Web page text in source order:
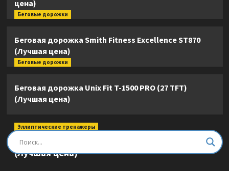
цена)
Беговые дорожки
Беговая дорожка Smith Fitness Excellence ST870
(Лучшая цена)
Беговые дорожки
Беговая дорожка Unix Fit T-1500 PRO (27 TFT)
(Лучшая цена)
Эллиптические тренажеры
Эллиптический тренажер DFC E8745T
(Лучшая цена)